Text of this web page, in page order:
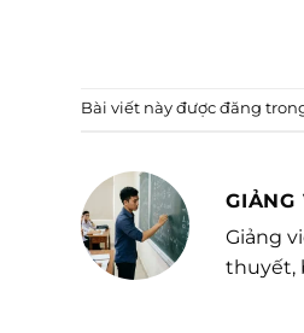
Bài viết này được đăng
GIẢNG
Giảng
thuyết,